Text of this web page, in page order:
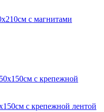
с магнитами
с крепежной лентой